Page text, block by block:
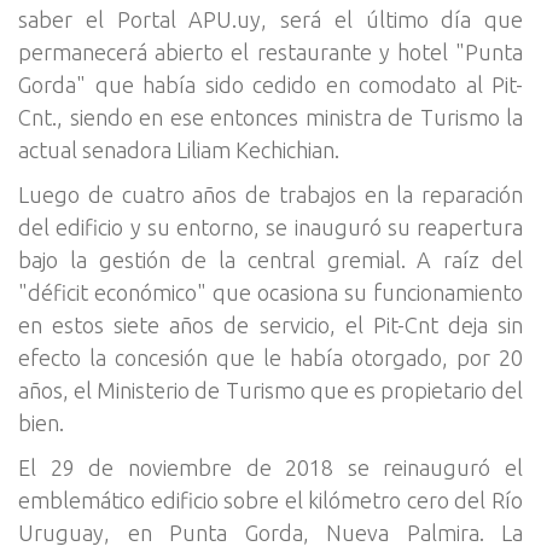
saber el Portal APU.uy, será el último día que
permanecerá abierto el restaurante y hotel "Punta
Gorda" que había sido cedido en comodato al Pit-
Cnt., siendo en ese entonces ministra de Turismo la
actual senadora Liliam Kechichian.
Luego de cuatro años de trabajos en la reparación
del edificio y su entorno, se inauguró su reapertura
bajo la gestión de la central gremial. A raíz del
"déficit económico" que ocasiona su funcionamiento
en estos siete años de servicio, el Pit-Cnt deja sin
efecto la concesión que le había otorgado, por 20
años, el Ministerio de Turismo que es propietario del
bien.
El 29 de noviembre de 2018 se reinauguró el
emblemático edificio sobre el kilómetro cero del Río
Uruguay, en Punta Gorda, Nueva Palmira. La